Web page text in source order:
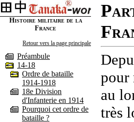
Histoire militaire de la
France
Retour vers la page principale
Préambule
14-18
Ordre de bataille
1914-1918
18e Division
d'Infanterie en 1914
Pourquoi cet ordre de
bataille ?
pour
au
très